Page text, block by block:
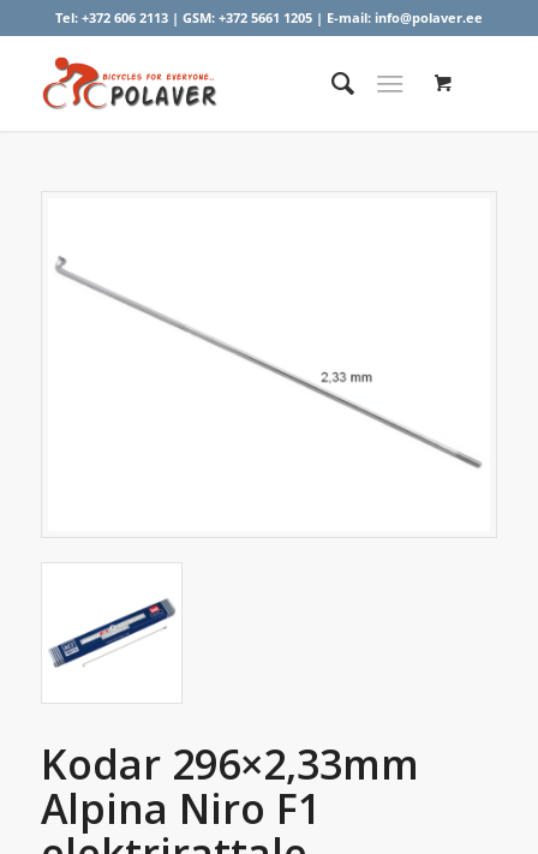
Tel: +372 606 2113| GSM: +372 5661 1205| E-mail: info@polaver.ee
Kodar 296×2,33mm
Alpina Niro F1